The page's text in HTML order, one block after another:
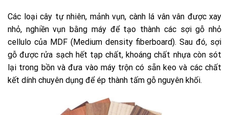
Các loại cây tự nhiên, mảnh vụn, cành lá vân vân được xay
nhỏ, nghiền vụn bằng máy để tạo thành các sợi gỗ nhỏ
cellulo của MDF (Medium density fiberboard). Sau đó, sợi
gỗ được rửa sạch hết tạp chất, khoáng chất nhựa còn sót
lại trong bồn và đưa vào máy trộn có sẵn keo và các chất
kết dính chuyên dụng để ép thành tấm gỗ nguyên khối.